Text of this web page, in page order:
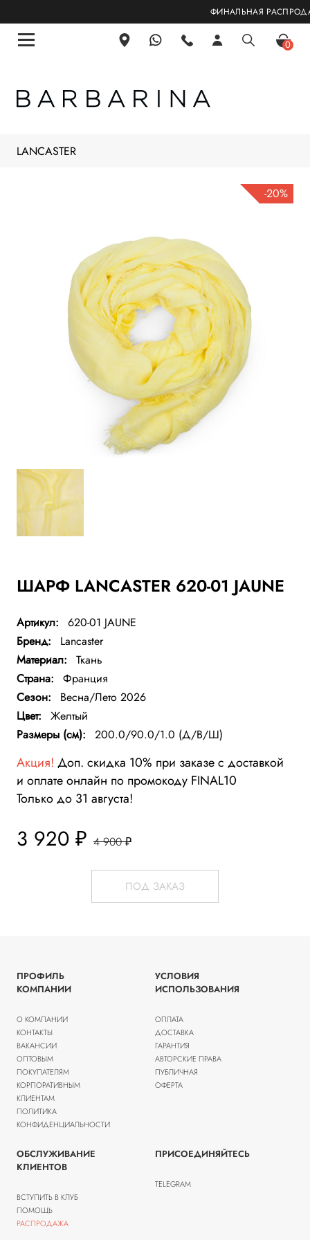
ФИНАЛЬНАЯ
0
LANCASTER
-20%
ШАРФ LANCASTER 620-01 JAUNE
Артикул:
620-01 JAUNE
Бренд:
Lancaster
Материал:
Ткань
Страна:
Франция
Сезон:
Весна/Лето 2026
Цвет:
Желтый
Размеры (см):
200.0/90.0/1.0 (Д/В/Ш)
Акция! Доп. скидка 10% при заказе с доставкой
и оплате онлайн по промокоду FINAL10
Только до 31 августа!
3 920 ₽ 4 900 ₽
ПОД ЗАКАЗ
ПРОФИЛЬ
КОМПАНИИ
О КОМПАНИИ
КОНТАКТЫ
ВАКАНСИИ
ОПТОВЫМ
ПОКУПАТЕЛЯМ
КОРПОРАТИВНЫМ
КЛИЕНТАМ
ПОЛИТИКА
КОНФИДЕНЦИАЛЬНОСТИ
УСЛОВИЯ
ИСПОЛЬЗОВАНИЯ
ОПЛАТА
ДОСТАВКА
ГАРАНТИЯ
АВТОРСКИЕ ПРАВА
ПУБЛИЧНАЯ
ОФЕРТА
ОБСЛУЖИВАНИЕ
КЛИЕНТОВ
ВСТУПИТЬ В КЛУБ
ПОМОЩЬ
РАСПРОДАЖА
ПРИСОЕДИНЯЙТЕСЬ
TELEGRAM